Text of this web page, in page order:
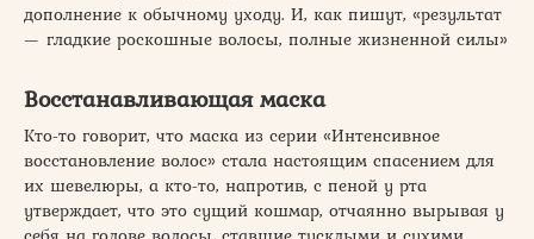
дополнение к обычному уходу. И, как пишут, «результат
— гладкие роскошные волосы, полные жизненной силы»
Восстанавливающая маска
Кто-то говорит, что маска из серии «Интенсивное
восстановление волос» стала настоящим спасением для
их шевелюры, а кто-то, напротив, с пеной у рта
утверждает, что это сущий кошмар, отчаянно вырывая у